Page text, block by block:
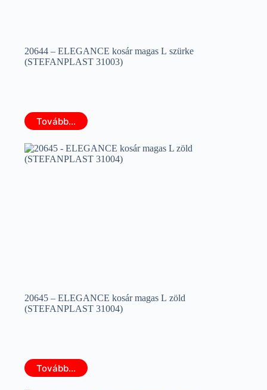
20644 – ELEGANCE kosár magas L szürke
(STEFANPLAST 31003)
Tovább...
20645 – ELEGANCE kosár magas L zöld
(STEFANPLAST 31004)
Tovább...